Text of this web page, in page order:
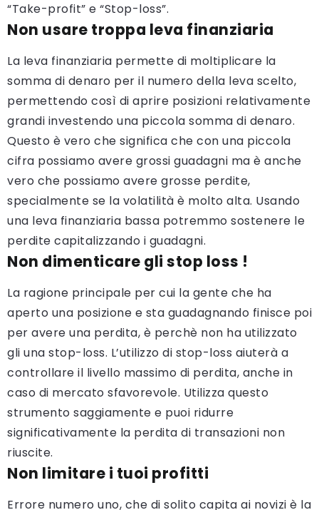
“Take-profit” e “Stop-loss”.
Non usare troppa leva finanziaria
La leva finanziaria permette di moltiplicare la
somma di denaro per il numero della leva scelto,
permettendo così di aprire posizioni relativamente
grandi investendo una piccola somma di denaro.
Questo è vero che significa che con una piccola
cifra possiamo avere grossi guadagni ma è anche
vero che possiamo avere grosse perdite,
specialmente se la volatilità è molto alta. Usando
una leva finanziaria bassa potremmo sostenere le
perdite capitalizzando i guadagni.
Non dimenticare gli stop loss !
La ragione principale per cui la gente che ha
aperto una posizione e sta guadagnando finisce poi
per avere una perdita, è perchè non ha utilizzato
gli una stop-loss. L’utilizzo di stop-loss aiuterà a
controllare il livello massimo di perdita, anche in
caso di mercato sfavorevole. Utilizza questo
strumento saggiamente e puoi ridurre
significativamente la perdita di transazioni non
riuscite.
Non limitare i tuoi profitti
Errore numero uno, che di solito capita ai novizi è la